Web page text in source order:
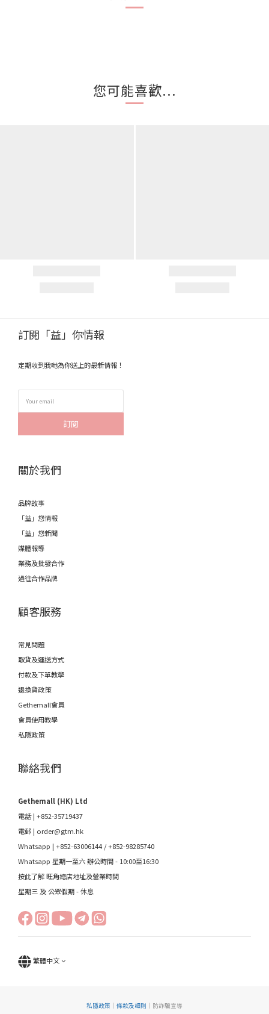
您可能喜歡...
訂閱「益」你情報
定期收到我哋為你送上的最新情報！
訂閱
關於我們
品牌故事
「益」您情報
「益」您新聞
媒體報導
業務及批發合作
過往合作品牌
顧客服務
常見問題
取貨及運送方式
付款及下單教學
退換貨政策
Gethemall會員
會員使用教學
私隱政策
聯絡我們
Gethemall (HK) Ltd
電話 | +852-35719437
電郵 | order@gtm.hk
Whatsapp | +852-63006144 /+852-98285740
Whatsapp 星期一至六 辦公時間 - 10:00至16:30
按此了解 旺角總店地址及營業時間
星期三 及 公眾假期 - 休息
繁體中文
私隱政策 ｜ 條款及細則 ｜防詐騙宣導